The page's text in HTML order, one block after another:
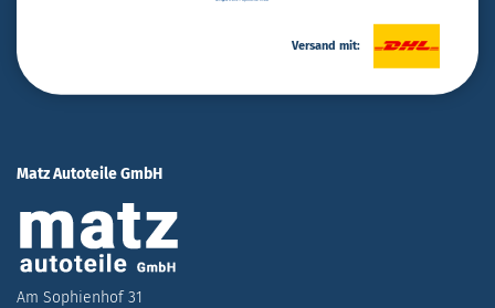
Versand mit:
Matz Autoteile GmbH
Am Sophienhof 31